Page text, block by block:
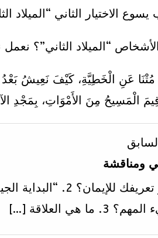
الاختيار الثاني “الميلاد
“الميلاد الثاني”؟
عَنِ الْخَطِيَّةِ، كَيْفَ نَعِيشُ بَعْدُ
الْمَسِيحُ مِنَ الأَمْوَاتِ، بِمَجْدِ
ومناقشة
1. ما هو تعريفك
ما هي العلاقة […]